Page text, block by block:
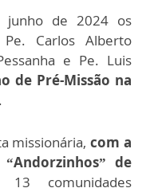
de 2024 os
Pe. Carlos Alberto
e Pe. Luis
de Pré-Missão na
.
missionária,com a
de
comunidades